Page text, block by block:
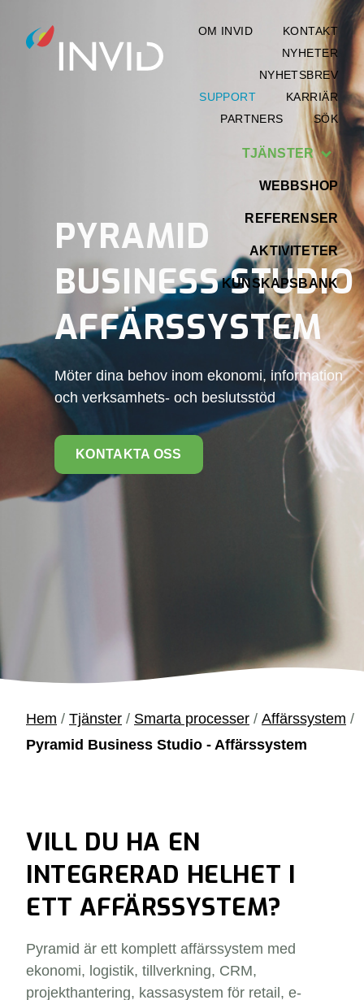
OM INVID
KONTAKT
NYHETER
NYHETSBREV
SUPPORT
KARRIÄR
PARTNERS
SÖK
TJÄNSTER
WEBBSHOP
REFERENSER
AKTIVITETER
KUNSKAPSBANK
PYRAMID
BUSINESS STUDIO
AFFÄRSSYSTEM
Möter dina behov inom ekonomi, information
och verksamhets- och beslutsstöd
KONTAKTA OSS
Hem / Tjänster / Smarta processer / Affärssystem /
Pyramid Business Studio - Affärssystem
VILL DU HA EN
INTEGRERAD HELHET I
ETT AFFÄRSSYSTEM?
Pyramid är ett komplett affärssystem med
ekonomi, logistik, tillverkning, CRM,
projekthantering, kassasystem för retail, e-